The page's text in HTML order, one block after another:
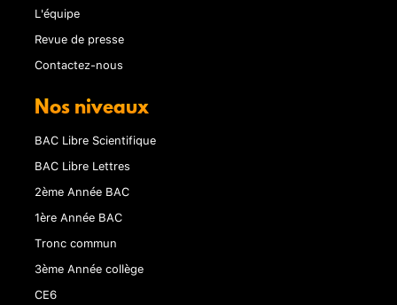
L'équipe
Revue de presse
Contactez-nous
Nos niveaux
BAC Libre Scientifique
BAC Libre Lettres
2ème Année BAC
1ère Année BAC
Tronc commun
3ème Année collège
CE6